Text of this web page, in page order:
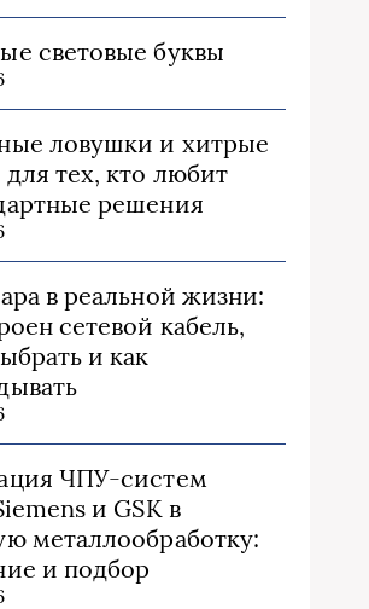
световые буквы
ловушки и хитрые
тех, кто любит
решения
в реальной жизни:
сетевой кабель,
и как
ЧПУ-систем
и GSK в
металлообработку:
и подбор